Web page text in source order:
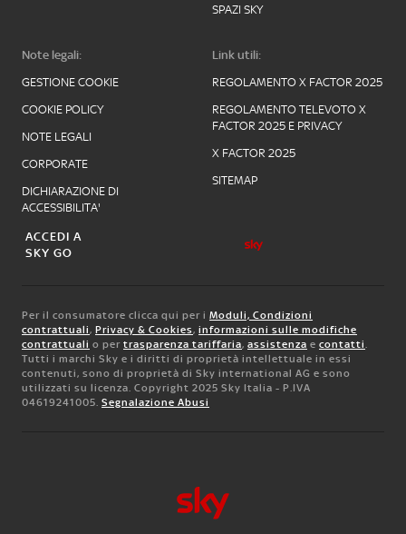
SPAZI SKY
Note legali:
GESTIONE COOKIE
COOKIE POLICY
NOTE LEGALI
CORPORATE
DICHIARAZIONE DI
ACCESSIBILITA'
Link utili:
REGOLAMENTO X FACTOR 2025
REGOLAMENTO TELEVOTO X
FACTOR 2025 E PRIVACY
X FACTOR 2025
SITEMAP
ACCEDI A
SKY GO
Per il consumatore clicca qui per i Moduli, Condizioni
contrattuali, Privacy & Cookies, informazioni sulle modifiche
contrattuali o per trasparenza tariffaria, assistenza e contatti.
Tutti i marchi Sky e i diritti di proprietà intellettuale in essi
contenuti, sono di proprietà di Sky international AG e sono
utilizzati su licenza. Copyright 2025 Sky Italia - P.IVA
04619241005. Segnalazione Abusi